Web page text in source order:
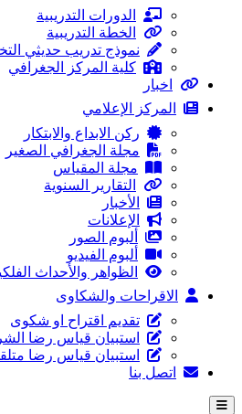
الدورات التدريبية
الخطة التدريبية
نموذج تدريب حديثي
كلية المركز الجغرافي
اخبار
المركز الإعلامي
ركن الابداع والابتكار
مجلة الجغرافي الصغير
مجلة المقياس
التقارير السنوية
الأخبار
الإعلانات
ألبوم الصور
ألبوم الفيديو
الظواهر والأحداث
الاقراحات والشكاوى
تقديم اقتراح او شكوى
استبيان قياس رضا
استبيان قياس رضا
اتصل بنا